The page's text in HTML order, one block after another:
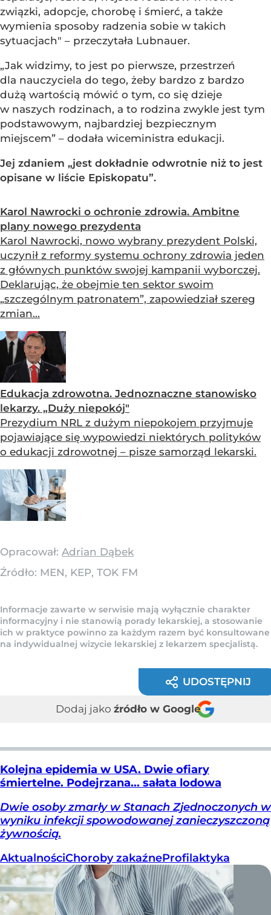
związki, adopcje, chorobę i śmierć, a także
wymienia sposoby radzenia sobie w takich
sytuacjach" – przeczytała Lubnauer.
„Jak widzimy, to jest po pierwsze, przestrzeń
dla nauczyciela do tego, żeby bardzo z bardzo
dużą wartością mówić o tym, co się dzieje
w naszych rodzinach, a to rodzina zwykle jest tym
podstawowym, najbardziej bezpiecznym
miejscem” – dodała wiceministra edukacji.
Jej zdaniem „jest dokładnie odwrotnie niż to jest
opisane w liście Episkopatu”.
Karol Nawrocki o ochronie zdrowia. Ambitne
plany nowego prezydenta
Karol Nawrocki, nowo wybrany prezydent Polski,
uczynił z reformy systemu ochrony zdrowia jeden
z głównych punktów swojej kampanii wyborczej.
Deklarując, że obejmie ten sektor swoim
„szczególnym patronatem”, zapowiedział szereg
zmian...
Edukacja zdrowotna. Jednoznaczne stanowisko
lekarzy. „Duży niepokój"
Prezydium NRL z dużym niepokojem przyjmuje
pojawiające się wypowiedzi niektórych polityków
o edukacji zdrowotnej – pisze samorząd lekarski.
Opracował: Adrian Dąbek
Źródło: MEN, KEP, TOK FM
Informacje zawarte w serwisie mają wyłącznie charakter
informacyjny i nie stanowią porady lekarskiej, a stosowanie
ich w praktyce powinno za każdym razem być konsultowane
na indywidualnej wizycie lekarskiej z lekarzem specjalistą.
UDOSTĘPNIJ
Dodaj jako źródło w Google
Kolejna epidemia w USA. Dwie ofiary
śmiertelne. Podejrzana... sałata lodowa
Dwie osoby zmarły w Stanach Zjednoczonych w
wyniku infekcji spowodowanej zanieczyszczoną
żywnością.
AktualnościChoroby zakaźneProfilaktyka